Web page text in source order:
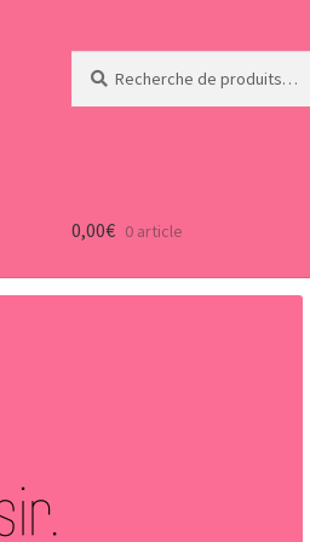
pour :
0,00€ 0 article